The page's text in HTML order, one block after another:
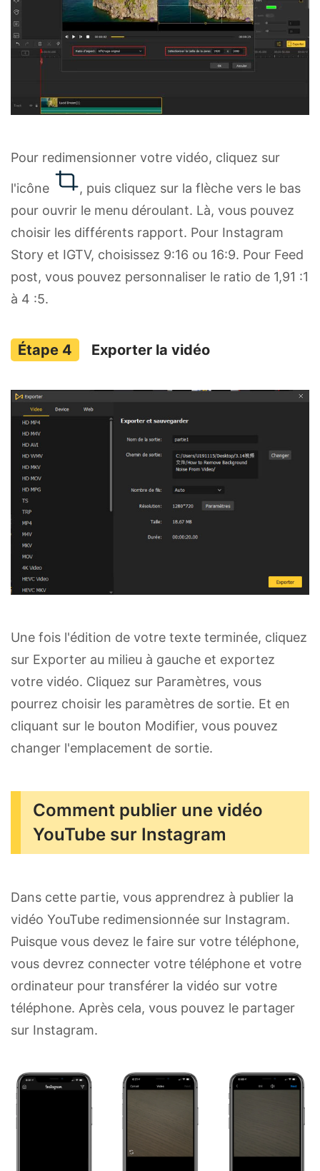
Pour redimensionner votre vidéo, cliquez sur
l'icône
, puis cliquez sur la flèche vers le bas
pour ouvrir le menu déroulant. Là, vous pouvez
choisir les différents rapport. Pour Instagram
Story et IGTV, choisissez 9:16 ou 16:9. Pour Feed
post, vous pouvez personnaliser le ratio de 1,91 :1
à 4 :5.
Exporter la vidéo
Une fois l'édition de votre texte terminée, cliquez
sur Exporter au milieu à gauche et exportez
votre vidéo. Cliquez sur Paramètres, vous
pourrez choisir les paramètres de sortie. Et en
cliquant sur le bouton Modifier, vous pouvez
changer l'emplacement de sortie.
Comment publier une vidéo
YouTube sur Instagram
Dans cette partie, vous apprendrez à publier la
vidéo YouTube redimensionnée sur Instagram.
Puisque vous devez le faire sur votre téléphone,
vous devrez connecter votre téléphone et votre
ordinateur pour transférer la vidéo sur votre
téléphone. Après cela, vous pouvez le partager
sur Instagram.